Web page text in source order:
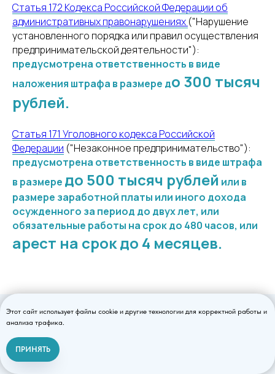
Статья 172 Кодекса Российской Федерации об
административных правонарушениях ("Нарушение
установленного порядка или правил осуществления
предпринимательской деятельности"):
предусмотрена ответственность в виде
наложения штрафа в размере до 300 тысяч
рублей.
Статья 171 Уголовного кодекса Российской
Федерации ("Незаконное предпринимательство"):
предусмотрена ответственность в виде штрафа
в размере до 500 тысяч рублей или в
размере заработной платы или иного дохода
осужденного за период до двух лет, или
обязательные работы на срок до 480 часов, или
арест на срок до 4 месяцев.
Этот сайт использует файлы cookie и другие технологии для корректной работы и
анализа трафика.
ПРИНЯТЬ